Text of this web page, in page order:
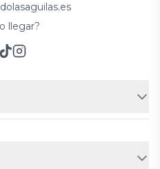
llegar?